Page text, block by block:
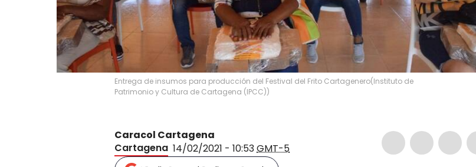
Entrega de insumos para producción del Festival del Frito Cartagenero(Instituto de
Patrimonio y Cultura de Cartagena (IPCC))
Caracol Cartagena
Cartagena 14/02/2021 - 10:53GMT-5